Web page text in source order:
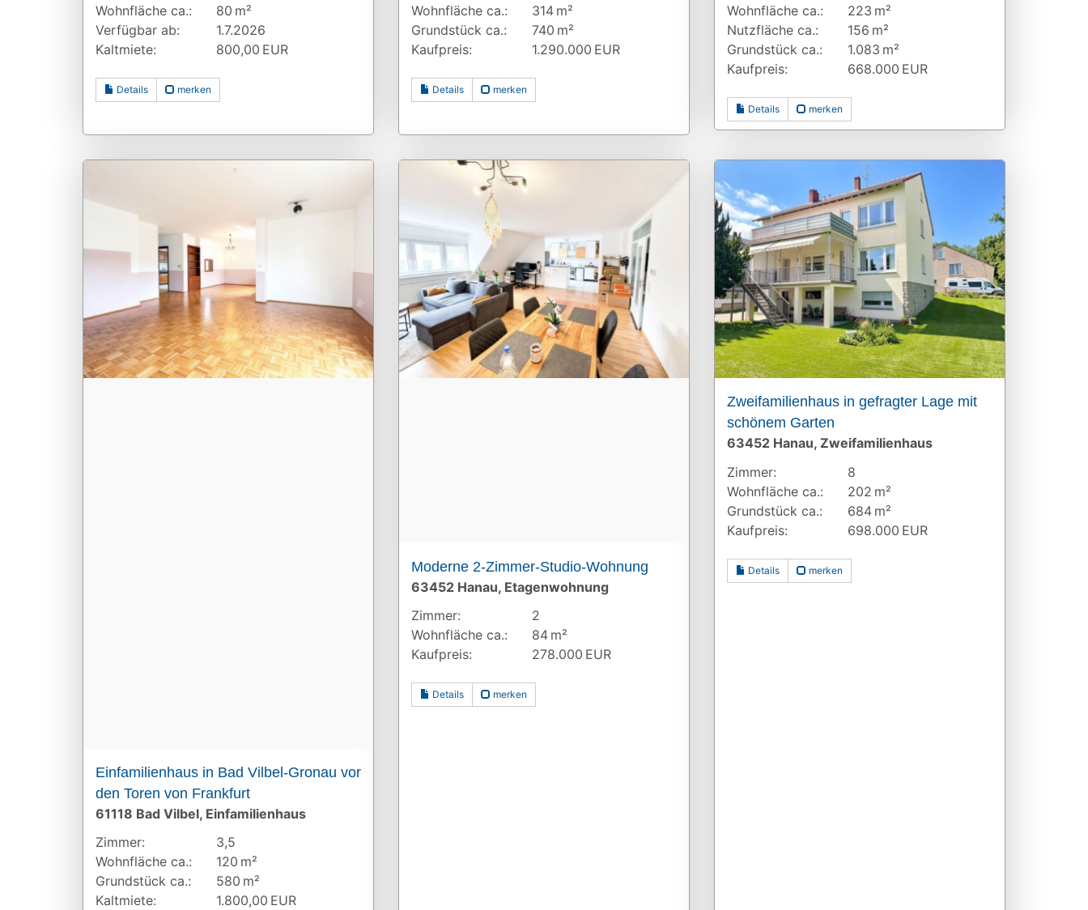
Wohnfläche ca.:
80 m²
Verfügbar ab:
1.7.2026
Kaltmiete:
800,00 EUR
Details merken
Wohnfläche ca.:
314 m²
Grund­stück ca.:
740 m²
Kaufpreis:
1.290.000 EUR
Details merken
Wohnfläche ca.:
223 m²
Nutzfläche ca.:
156 m²
Grund­stück ca.:
1.083 m²
Kaufpreis:
668.000 EUR
Details merken
Einfamilienhaus in Bad Vilbel-Gronau vor
den Toren von Frankfurt
61118 Bad Vilbel, Einfamilienhaus
Zimmer:
3,5
Wohnfläche ca.:
120 m²
Grund­stück ca.:
580 m²
Kaltmiete:
1.800,00 EUR
Moderne 2-Zimmer-Studio-Wohnung
63452 Hanau, Etagenwohnung
Zimmer:
2
Wohnfläche ca.:
84 m²
Kaufpreis:
278.000 EUR
Details merken
Zweifamilienhaus in gefragter Lage mit
schönem Garten
63452 Hanau, Zweifamilienhaus
Zimmer:
8
Wohnfläche ca.:
202 m²
Grund­stück ca.:
684 m²
Kaufpreis:
698.000 EUR
Details merken